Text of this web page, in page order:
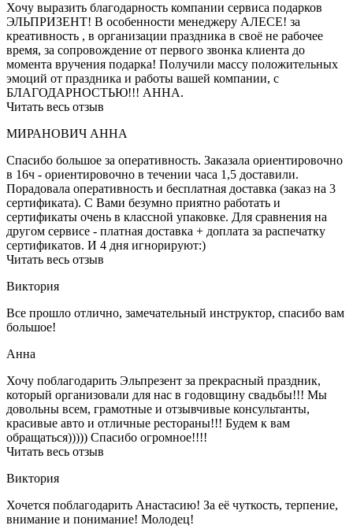
Хочу выразить благодарность компании сервиса подарков
ЭЛЬПРИЗЕНТ! В особенности менеджеру АЛЕСЕ! за
креативность , в организации праздника в своё не рабочее
время, за сопровождение от первого звонка клиента до
момента вручения подарка! Получили массу положительных
эмоций от праздника и работы вашей компании, с
БЛАГОДАРНОСТЬЮ!!! АННА.
Читать весь отзыв
МИРАНОВИЧ АННА
Спасибо большое за оперативность. Заказала ориентировочно
в 16ч - ориентировочно в течении часа 1,5 доставили.
Порадовала оперативность и бесплатная доставка (заказ на 3
сертификата). С Вами безумно приятно работать и
сертификаты очень в классной упаковке. Для сравнения на
другом сервисе - платная доставка + доплата за распечатку
сертификатов. И 4 дня игнорируют:)
Читать весь отзыв
Виктория
Все прошло отлично, замечательный инструктор, спасибо вам
большое!
Анна
Хочу поблагодарить Эльпрезент за прекрасный праздник,
который организовали для нас в годовщину свадьбы!!! Мы
довольны всем, грамотные и отзывчивые консультанты,
красивые авто и отличные рестораны!!! Будем к вам
обращаться))))) Спасибо огромное!!!!
Читать весь отзыв
Виктория
Хочется поблагодарить Анастасию! За её чуткость, терпение,
внимание и понимание! Молодец!